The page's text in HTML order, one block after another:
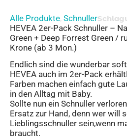
Alle Produkte, Schnuller
HEVEA 2er-Pack Schnuller –
Green + Deep Forrest Green /
Krone (ab 3 Mon.)
Endlich sind die wunderbar
HEVEA auch im 2er-Pack
Farben machen einfach gute
in den Alltag mit Baby.
Sollte nun ein Schnuller
Ersatz zur Hand, denn wer will
Lieblingsschnuller sein,wenn
braucht.